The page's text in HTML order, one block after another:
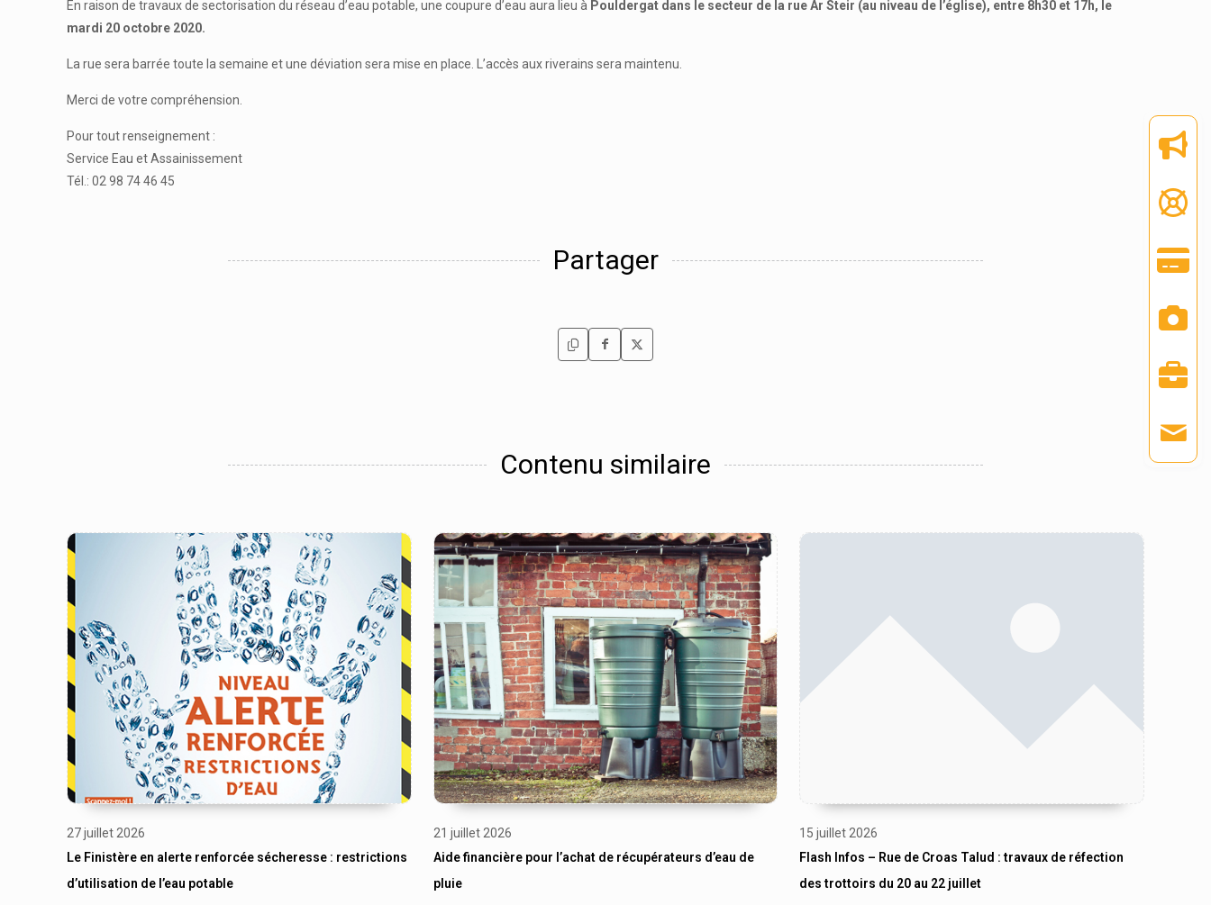
En raison de travaux de sectorisation du réseau d’eau potable, une coupure d’eau aura lieu à Pouldergat dans le secteur de la rue Ar Steir (au niveau de l’église), entre 8h30 et 17h, le
mardi 20 octobre 2020.
La rue sera barrée toute la semaine et une déviation sera mise en place. L’accès aux riverains sera maintenu.
Merci de votre compréhension.
Pour tout renseignement :
Service Eau et Assainissement
Tél.: 02 98 74 46 45
Partager
Contenu similaire
27 juillet 2026
Le Finistère en alerte renforcée sécheresse : restrictions
d’utilisation de l’eau potable
21 juillet 2026
Aide financière pour l’achat de récupérateurs d’eau de
pluie
15 juillet 2026
Flash Infos – Rue de Croas Talud : travaux de réfection
des trottoirs du 20 au 22 juillet